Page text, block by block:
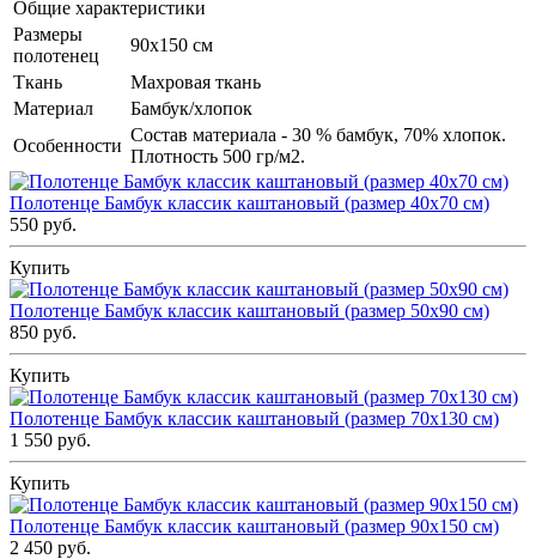
Общие характеристики
Размеры
полотенец
90х150 см
Ткань
Махровая ткань
Материал
Бамбук/хлопок
Особенности
Состав материала - 30 % бамбук, 70% хлопок.
Плотность 500 гр/м2.
Полотенце Бамбук классик каштановый (размер 40х70 см)
550 руб.
Купить
Полотенце Бамбук классик каштановый (размер 50х90 см)
850 руб.
Купить
Полотенце Бамбук классик каштановый (размер 70х130 см)
1 550 руб.
Купить
Полотенце Бамбук классик каштановый (размер 90х150 см)
2 450 руб.